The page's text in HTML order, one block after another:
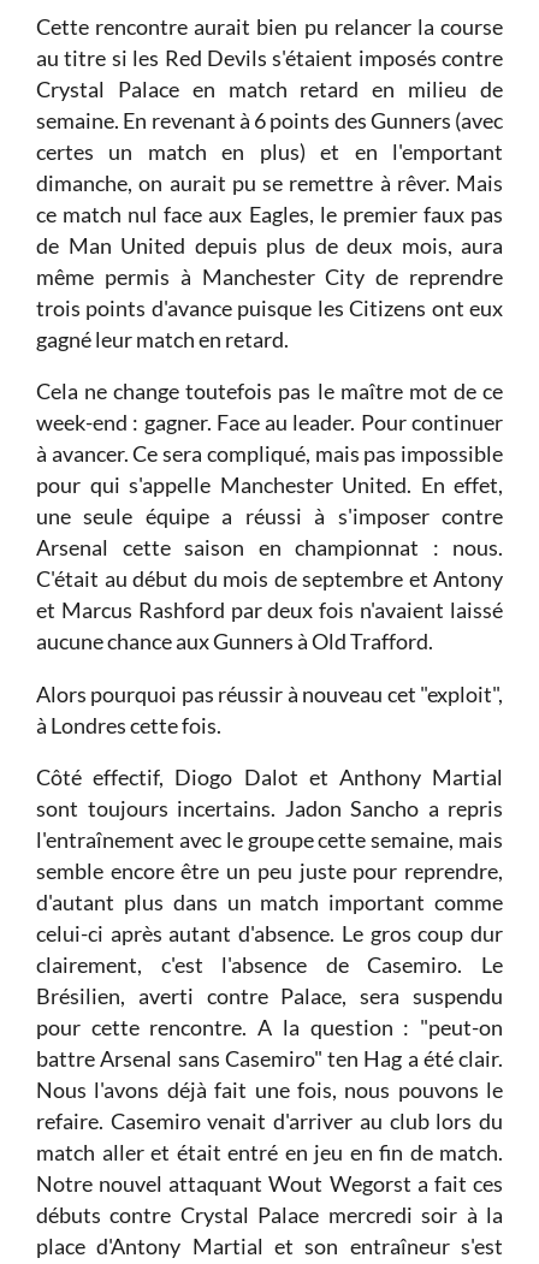
Cette rencontre aurait bien pu relancer la course
au titre si les Red Devils s'étaient imposés contre
Crystal Palace en match retard en milieu de
semaine. En revenant à 6 points des Gunners (avec
certes un match en plus) et en l'emportant
dimanche, on aurait pu se remettre à rêver. Mais
ce match nul face aux Eagles, le premier faux pas
de Man United depuis plus de deux mois, aura
même permis à Manchester City de reprendre
trois points d'avance puisque les Citizens ont eux
gagné leur match en retard.
Cela ne change toutefois pas le maître mot de ce
week-end : gagner. Face au leader. Pour continuer
à avancer. Ce sera compliqué, mais pas impossible
pour qui s'appelle Manchester United. En effet,
une seule équipe a réussi à s'imposer contre
Arsenal cette saison en championnat : nous.
C'était au début du mois de septembre et Antony
et Marcus Rashford par deux fois n'avaient laissé
aucune chance aux Gunners à Old Trafford.
Alors pourquoi pas réussir à nouveau cet "exploit",
à Londres cette fois.
Côté effectif, Diogo Dalot et Anthony Martial
sont toujours incertains. Jadon Sancho a repris
l'entraînement avec le groupe cette semaine, mais
semble encore être un peu juste pour reprendre,
d'autant plus dans un match important comme
celui-ci après autant d'absence. Le gros coup dur
clairement, c'est l'absence de Casemiro. Le
Brésilien, averti contre Palace, sera suspendu
pour cette rencontre. A la question : "peut-on
battre Arsenal sans Casemiro" ten Hag a été clair.
Nous l'avons déjà fait une fois, nous pouvons le
refaire. Casemiro venait d'arriver au club lors du
match aller et était entré en jeu en fin de match.
Notre nouvel attaquant Wout Wegorst a fait ces
débuts contre Crystal Palace mercredi soir à la
place d'Antony Martial et son entraîneur s'est